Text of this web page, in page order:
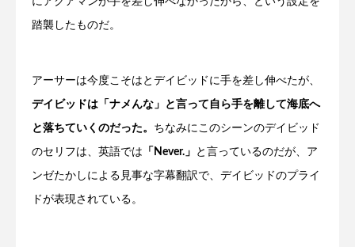
踏襲したものだ。
アーサーは今度こそはとデイビッドに手を差し伸べたが、
デイビッドは「ナメんな」と言って自ら手を離して海底へ
と落ちていくのだった。 ちなみにこのシーンのデイビッド
のセリフは、英語では 「Never.」 と言っているのだが、ア
ンゼたかしによる見事な字幕翻訳で、デイビッドのプライ
ドが表現されている。